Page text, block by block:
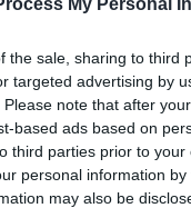
the sale, sharing to third
targeted advertising by
note that after
based ads based on
third parties prior to
personal information
may also be